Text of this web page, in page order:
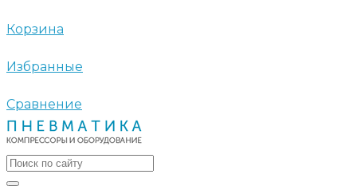
Корзина
Избранные
Сравнение